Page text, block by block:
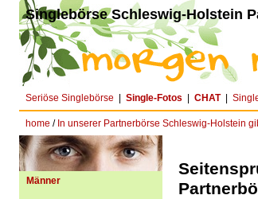
Singlebörse Schleswig-Holstein
Seriöse Singlebörse Single-Fotos CHAT|
home / In unserer Partnerbörse Schleswig-Holstein
Männer